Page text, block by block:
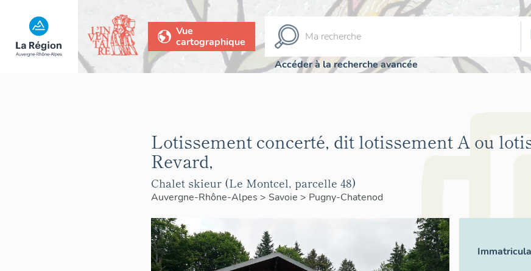
Vue
cartographique
Accéder à la recherche avancée
Lotissement concerté, dit lotissement A ou
Revard,
Chalet skieur (Le Montcel, parcelle 48)
Auvergne-Rhône-Alpes > Savoie > Pugny-Chatenod